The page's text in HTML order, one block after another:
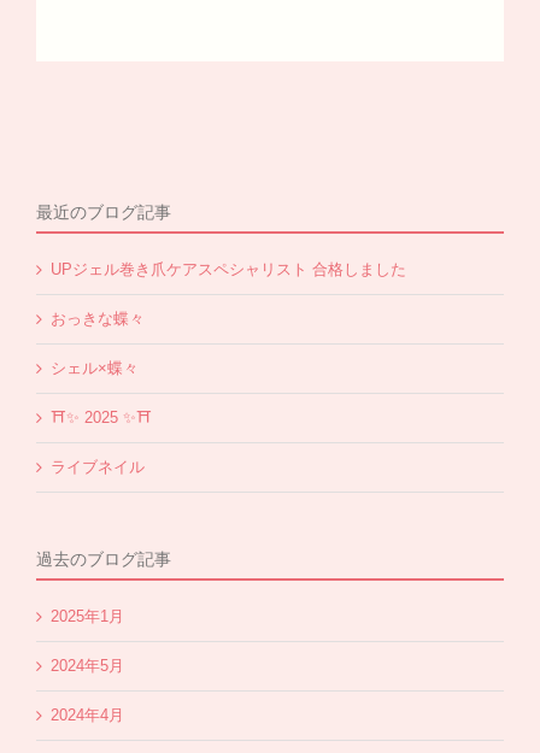
最近のブログ記事
UPジェル巻き爪ケアスペシャリスト 合格しました
おっきな蝶々
シェル×蝶々
⛩✨️ 2025 ✨️⛩
ライブネイル
過去のブログ記事
2025年1月
2024年5月
2024年4月